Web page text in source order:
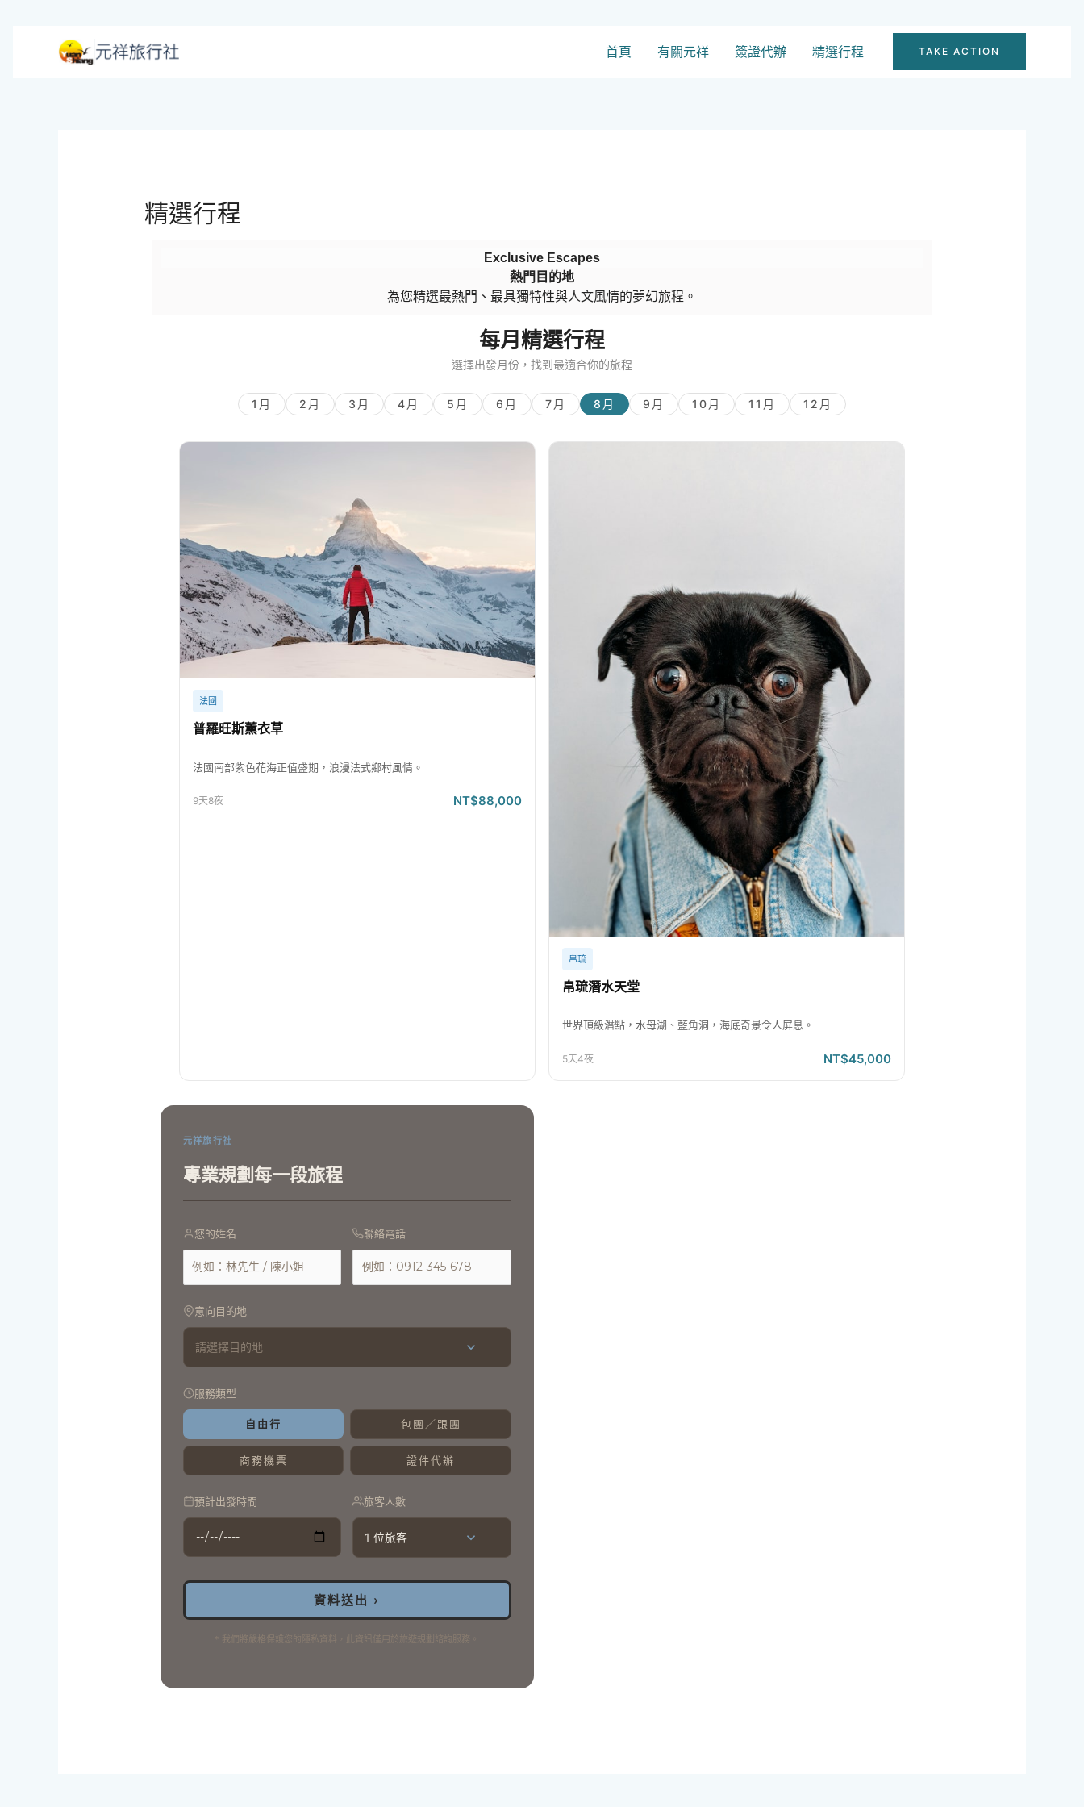
首頁 有關元祥 簽證代辦 精選行程 TAKE ACTION
精選行程
Exclusive Escapes
熱門目的地
為您精選最熱門、最具獨特性與人文風情的夢幻旅程。
每月精選行程
選擇出發月份，找到最適合你的旅程
1月 2月 3月 4月 5月 6月 7月 8月 9月 10月 11月 12月
法國
普羅旺斯薰衣草
法國南部紫色花海正值盛期，浪漫法式鄉村風情。
9天8夜 NT$88,000
帛琉
帛琉潛水天堂
世界頂級潛點，水母湖、藍角洞，海底奇景令人屏息。
5天4夜 NT$45,000
元祥旅行社
專業規劃每一段旅程
您的姓名 聯絡電話
意向目的地
請選擇目的地
服務類型
自由行 包團／跟團
商務機票 證件代辦
預計出發時間 旅客人數
1 位旅客
資料送出 ›
* 我們將嚴格保護您的隱私資料，此資訊僅用於旅遊規劃諮詢服務。